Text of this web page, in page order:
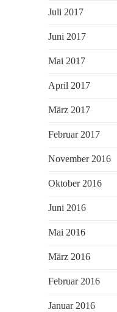
Juli 2017
Juni 2017
Mai 2017
April 2017
März 2017
Februar 2017
November 2016
Oktober 2016
Juni 2016
Mai 2016
März 2016
Februar 2016
Januar 2016